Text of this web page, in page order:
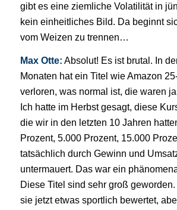
gibt es eine ziemliche Volatilität in
kein einheitliches Bild. Da beginnt
vom Weizen zu trennen…
Max Otte: Absolut! Es ist brutal. In
Monaten hat ein Titel wie Amazon
verloren, was normal ist, die waren
Ich hatte im Herbst gesagt, diese
die wir in den letzten 10 Jahren
Prozent, 5.000 Prozent, 15.000
tatsächlich durch Gewinn und
untermauert. Das war ein
Diese Titel sind sehr groß
sie jetzt etwas sportlich bewertet,